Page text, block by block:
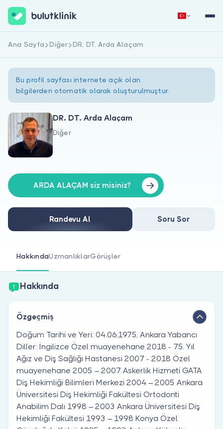
Hakkımızda
Doktorlar için
Doktor musunuz?
Hemen Kaydol
Ana Sayfa Diğer DR. DT. Arda Alaçam
Bu profil sayfası internete açık olan
bilgilerden otomatik olarak oluşturulmuştur.
DR. DT. Arda Alaçam
Diğer
ARDA ALAÇAM siz misiniz?
Randevu Al Soru Sor
HakkındaUzmanlıklarGörüşler
Hakkında
Özgeçmiş
Doğum Tarihi ve Yeri: 04.06.1975, Ankara Yabancı
Diller: İngilizce Özel muayenehane 2018 - 75. Yıl
Ağız ve Diş Sağlığı Hastanesi 2007 - 2018 Özel
muayenehane 2005 – 2007 Askerlik Hizmeti GATA
Diş Hekimliği Bilimleri Merkezi 2004 – 2005 Ankara
Üniversitesi Diş Hekimliği Fakültesi Ortodonti
Anabilim Dalı 1998 – 2003 Ankara Üniversitesi Diş
Hekimliği Fakültesi 1993 – 1998 Konya Özel